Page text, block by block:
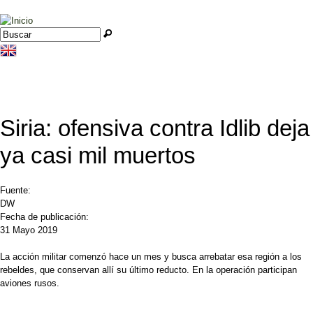
Jump to navigation
Formulario de búsqueda
Buscar
Siria: ofensiva contra Idlib deja
ya casi mil muertos
Fuente:
DW
Fecha de publicación:
31 Mayo 2019
La acción militar comenzó hace un mes y busca arrebatar esa región a los
rebeldes, que conservan allí su último reducto. En la operación participan
aviones rusos.